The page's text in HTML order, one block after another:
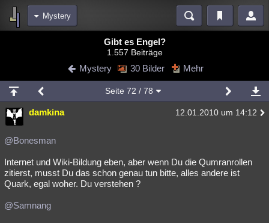
Mystery
Blogs Videos
Chat Wiki Neuigkeiten
meine Rubriken
Menschen Mystery Kriminalfälle
Spiritualität
Natur Umfragen Unterhaltung
weitere Rubriken
Gibt es Engel?
1.557 Beiträge
Mystery 30 Bilder Mehr
Seite 72 / 78
damkina 12.01.2010 um 14:12
@Bonesman
Internet und Wiki-Bildung eben, aber wenn Du die Qumranrollen
zitierst, musst Du das schon genau tun bitte, alles andere ist
Quark, egal woher. Du verstehen ?
@Samnang